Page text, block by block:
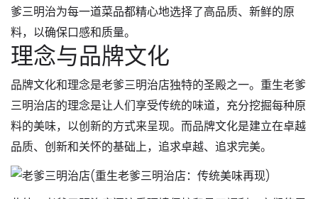
爹三明治为每一道菜品都精心地选择了高品质、新鲜的原
料，以确保口感和质量。
理念与品牌文化
品牌文化和理念是老爹三明治店独特的圣殿之一。重生老爹
三明治店的理念是让人们享受传统的味道，充分挖掘每种原
料的美味，以创新的方式来呈现。而品牌文化是建立在卓越
品质、创新和关怀的基础上，追求卓越、追求完美。